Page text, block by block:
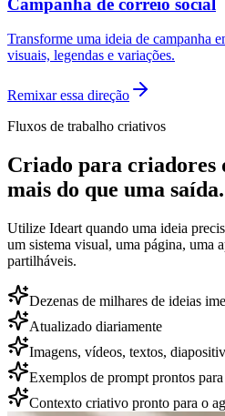
Campanha de correio social
Transforme uma ideia de campanha
visuais, legendas e variações.
Remixar essa direção
Fluxos de trabalho criativos
Criado para criadores
mais do que uma saída.
Utilize Ideart quando uma ideia
um sistema visual, uma página, uma
partilháveis.
Dezenas de milhares de ideias
Atualizado diariamente
Imagens, vídeos, textos,
Exemplos de prompt prontos
Contexto criativo pronto para o